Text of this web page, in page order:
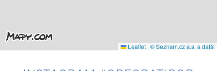
Leaflet | © Seznam.cz a.s. a další